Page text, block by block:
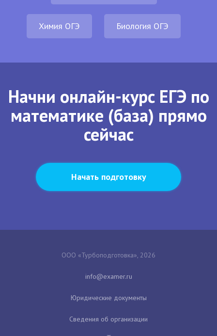
Химия ОГЭ Биология ОГЭ
Начни онлайн-курс ЕГЭ по
математике (база) прямо
сейчас
Начать подготовку
ООО «Турбоподготовка», 2026
Юридические документы
Сведения об организации